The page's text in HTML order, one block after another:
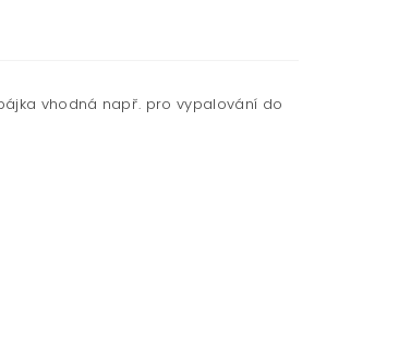
vhodná např. pro vypalování do